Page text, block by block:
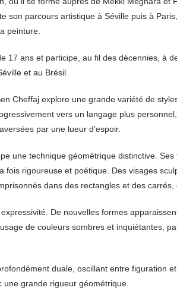
son parcours artistique à Séville puis à
peinture.
17 ans et participe, au fil des décennies,
et au Brésil.
Cheffaj explore une grande variété de
vers un langage plus
par une lueur d’espoir.
une technique géométrique distinctive.
fois rigoureuse et poétique. Des visages
dans des rectangles et des
De nouvelles formes
de couleurs sombres et inquiétantes,
duale, oscillant entre figuration
une grande rigueur géométrique.